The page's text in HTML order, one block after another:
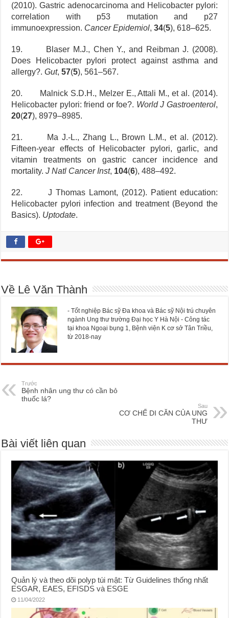
(2010). Gastric adenocarcinoma and Helicobacter pylori:
correlation with p53 mutation and p27
immunoexpression. Cancer Epidemiol,34(5), 618–625.
19. Blaser M.J., Chen Y., and Reibman J. (2008).
Does Helicobacter pylori protect against asthma and
allergy?.Gut,57(5), 561–567.
20. Malnick S.D.H., Melzer E., Attali M., et al. (2014).
Helicobacter pylori: friend or foe?. World J Gastroenterol,
20(27), 8979–8985.
21. Ma J.-L., Zhang L., Brown L.M., et al. (2012).
Fifteen-year effects of Helicobacter pylori, garlic, and
vitamin treatments on gastric cancer incidence and
mortality.J Natl Cancer Inst, 104(6), 488–492.
22. J Thomas Lamont, (2012). Patient education:
Helicobacter pylori infection and treatment (Beyond the
Basics). Uptodate.
Về Lê Văn Thành
- Tốt nghiệp Bác sỹ Đa khoa và Bác sỹ Nội trú chuyên
ngành Ung thư trường Đại học Y Hà Nội - Công tác
tại khoa Ngoại bụng 1, Bệnh viện K cơ sở Tân Triều,
từ 2018-nay
Trước
Bệnh nhân ung thư có cần bỏ
thuốc lá?
Sau
CƠ CHẾ DI CĂN CỦA UNG
THƯ
Bài viết liên quan
Quản lý và theo dõi polyp túi mật: Từ Guidelines thống nhất
ESGAR, EAES, EFISDS và ESGE
11/04/2022